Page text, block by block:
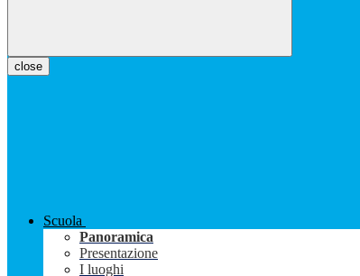
close
Scuola
Panoramica
Presentazione
I luoghi